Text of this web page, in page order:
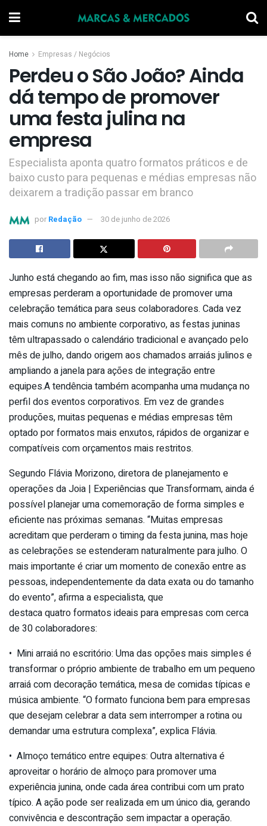
Home Empresas / Negócios
Perdeu o São João? Ainda
dá tempo de promover
uma festa julina na
empresa
Especialista aponta quatro formatos práticos e de
baixo custo para pequenas e médias empresas não
deixarem a tradição passar em branco
por Redação 30 de junho de 2026
Junho está chegando ao fim, mas isso não significa que as
empresas perderam a oportunidade de promover uma
celebração temática para seus colaboradores. Cada vez
mais comuns no ambiente corporativo, as festas juninas
têm ultrapassado o calendário tradicional e avançado pelo
mês de julho, dando origem aos chamados arraiás julinos e
ampliando a janela para ações de integração entre
equipes.A tendência também acompanha uma mudança no
perfil dos eventos corporativos. Em vez de grandes
produções, muitas pequenas e médias empresas têm
optado por formatos mais enxutos, rápidos de organizar e
compatíveis com orçamentos mais restritos.
Segundo Flávia Morizono, diretora de planejamento e
operações da Joia | Experiências que Transformam, ainda é
possível planejar uma comemoração de forma simples e
eficiente nas próximas semanas. “Muitas empresas
acreditam que perderam o timing da festa junina, mas hoje
as celebrações se estenderam naturalmente para julho. O
mais importante é criar um momento de conexão entre as
pessoas, independentemente da data exata ou do tamanho
do evento”, afirma a especialista, que
destaca quatro formatos ideais para empresas com cerca
de 30 colaboradores:
• Mini arraiá no escritório: Uma das opções mais simples é
transformar o próprio ambiente de trabalho em um pequeno
arraiá com decoração temática, mesa de comidas típicas e
música ambiente. “O formato funciona bem para empresas
que desejam celebrar a data sem interromper a rotina ou
demandar uma estrutura complexa”, explica Flávia.
• Almoço temático entre equipes: Outra alternativa é
aproveitar o horário de almoço para promover uma
experiência junina, onde cada área contribui com um prato
típico. A ação pode ser realizada em um único dia, gerando
convivência e descontração sem impactar a operação.